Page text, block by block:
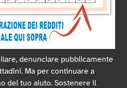
denunciare pubblicamente
Ma per continuare a
del tuo aiuto. Sostenere il